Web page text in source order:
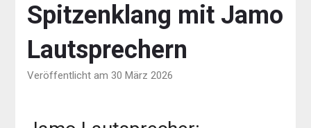
Spitzenklang mit Jamo
Lautsprechern
Veröffentlicht am 30 März 2026